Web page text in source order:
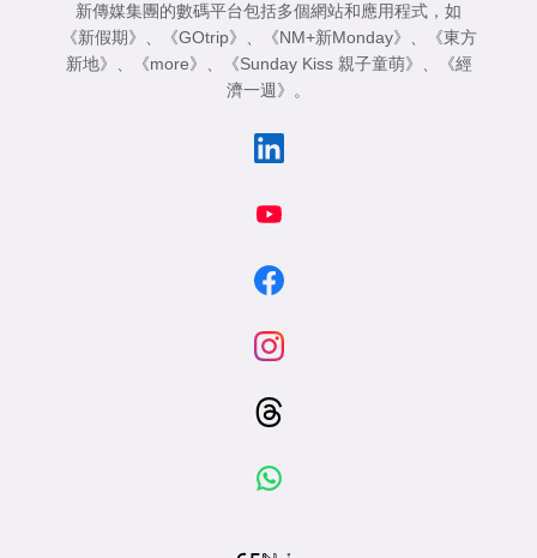
新傳媒集團的數碼平台包括多個網站和應用程式，如
《新假期》 、 《GOtrip》 、 《NM+新Monday》 、
《東方
新地》 、 《more》 、 《Sunday Kiss 親子童萌》 、
《經
濟一週》 。